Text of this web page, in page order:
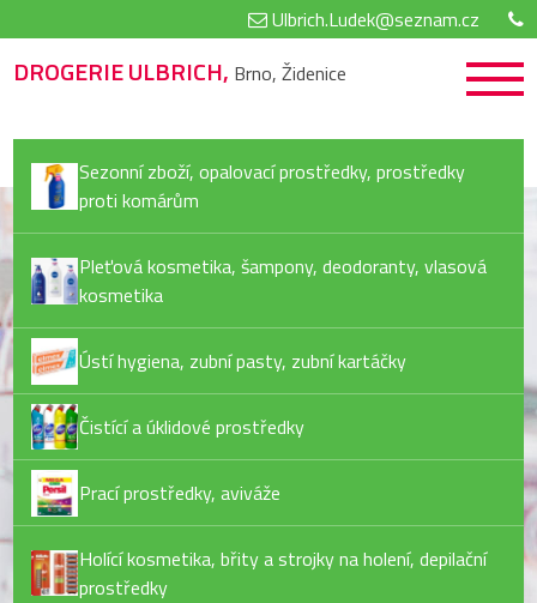
Ulbrich.Ludek@seznam.cz
DROGERIE ULBRICH, Brno, Židenice
Sezonní zboží, opalovací prostředky, prostředky
proti komárům
Pleťová kosmetika, šampony, deodoranty, vlasová
kosmetika
Ústí hygiena, zubní pasty, zubní kartáčky
Čistící a úklidové prostředky
Prací prostředky, aviváže
Holící kosmetika, břity a strojky na holení, depilační
prostředky